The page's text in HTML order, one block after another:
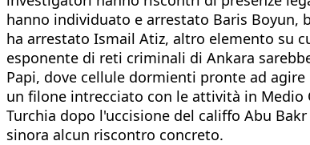
hanno individuato e arrestato Baris Boyun,
ha arrestato Ismail Atiz, altro elemento su
esponente di reti criminali di Ankara
Papi, dove cellule dormienti pronte ad
un filone intrecciato con le attività in
Turchia dopo l'uccisione del califfo Abu
sinora alcun riscontro concreto.